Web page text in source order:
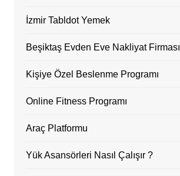
İzmir Tabldot Yemek
Beşiktaş Evden Eve Nakliyat Firması
Kişiye Özel Beslenme Programı
Online Fitness Programı
Araç Platformu
Yük Asansörleri Nasıl Çalışır ?